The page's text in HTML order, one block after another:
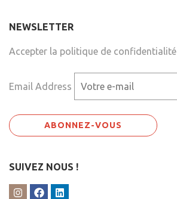
NEWSLETTER
Accepter la politique de confidentialité
Email Address
SUIVEZ NOUS !